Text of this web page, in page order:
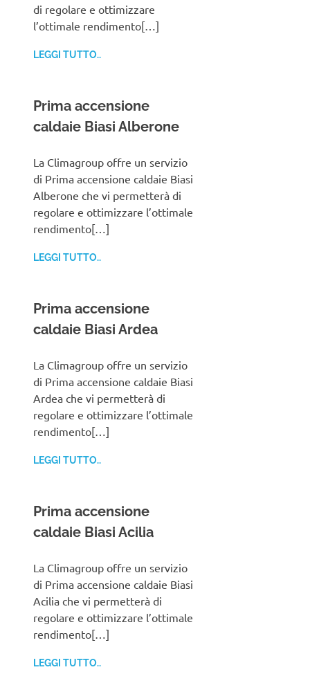
di regolare e ottimizzare
l’ottimale rendimento[…]
LEGGI TUTTO..
Prima accensione
caldaie Biasi Alberone
La Climagroup offre un servizio
di Prima accensione caldaie Biasi
Alberone che vi permetterà di
regolare e ottimizzare l’ottimale
rendimento[…]
LEGGI TUTTO..
Prima accensione
caldaie Biasi Ardea
La Climagroup offre un servizio
di Prima accensione caldaie Biasi
Ardea che vi permetterà di
regolare e ottimizzare l’ottimale
rendimento[…]
LEGGI TUTTO..
Prima accensione
caldaie Biasi Acilia
La Climagroup offre un servizio
di Prima accensione caldaie Biasi
Acilia che vi permetterà di
regolare e ottimizzare l’ottimale
rendimento[…]
LEGGI TUTTO..